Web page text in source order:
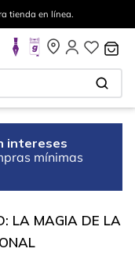
tienda en línea.
intereses
mínimas
LA MAGIA DE LA